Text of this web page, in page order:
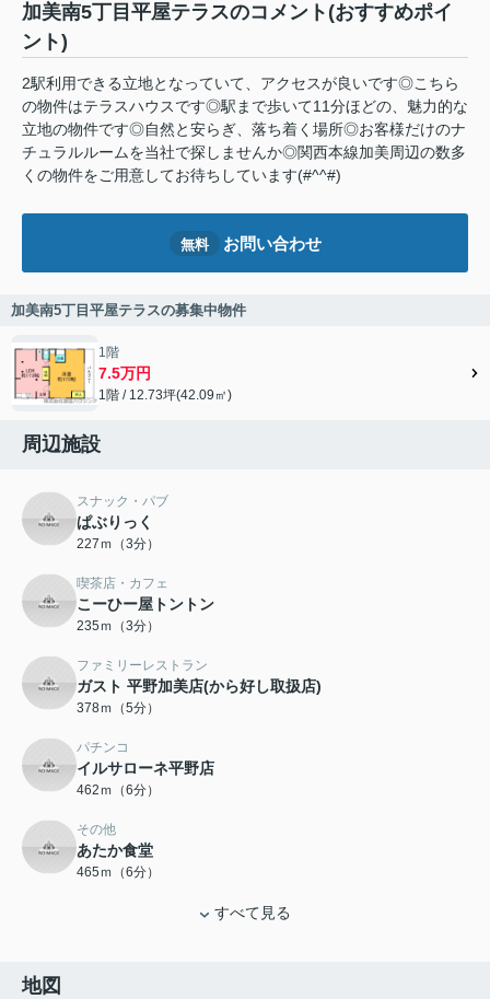
加美南5丁目平屋テラスのコメント(おすすめポイ
ント)
2駅利用できる立地となっていて、アクセスが良いです◎こちら
の物件はテラスハウスです◎駅まで歩いて11分ほどの、魅力的な
立地の物件です◎自然と安らぎ、落ち着く場所◎お客様だけのナ
チュラルルームを当社で探しませんか◎関西本線加美周辺の数多
くの物件をご用意してお待ちしています(#^^#)
無料 お問い合わせ
加美南5丁目平屋テラスの募集中物件
1階
7.5万円
1階 / 12.73坪(42.09㎡)
周辺施設
スナック・パブ
ぱぶりっく
227ｍ（3分）
喫茶店・カフェ
こーひー屋トントン
235ｍ（3分）
ファミリーレストラン
ガスト 平野加美店(から好し取扱店)
378ｍ（5分）
パチンコ
イルサローネ平野店
462ｍ（6分）
その他
あたか食堂
465ｍ（6分）
すべて見る
地図